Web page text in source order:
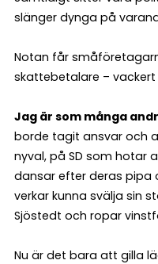
slänger dynga på
Notan får
skattebetalare – vackert
Jag är som många
borde tagit ansvar och
nyval, på SD som hotar
dansar efter deras pipa
verkar kunna svälja sin
Sjöstedt och ropar
Nu är det bara att gilla